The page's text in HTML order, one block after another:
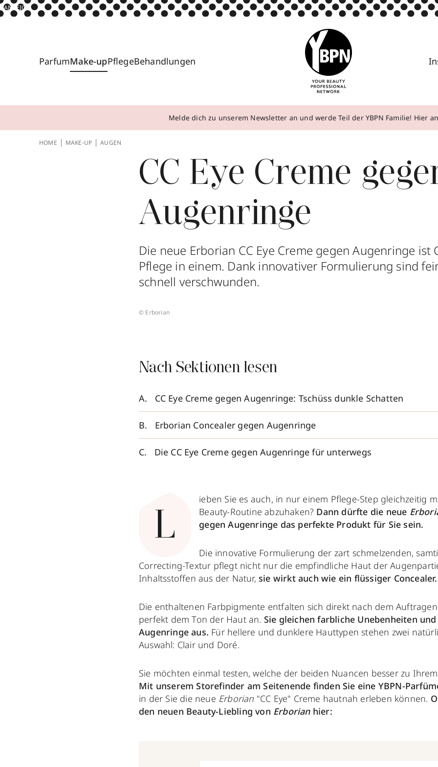
ANZEIGE
ParfumMake-upPflegeBehandlungen
Melde dich zu unserem Newsletter an und werde Teil der YBPN Familie! Hier
HOME MAKE-UP AUGEN
CC Eye Creme
Augenringe
Die neue Erborian CC Eye Creme gegen Augenringe ist
Pflege in einem. Dank innovativer Formulierung sind
schnell verschwunden.
© Erborian
Nach Sektionen lesen
CC Eye Creme gegen Augenringe: Tschüss dunkle Schatten
Erborian Concealer gegen Augenringe
Die CC Eye Creme gegen Augenringe für unterwegs
L
ieben Sie es auch, in nur einem Pflege-Step gleichzeitig
Beauty-Routine abzuhaken? Dann dürfte die neue
gegen Augenringe das perfekte Produkt für Sie sein.
Die innovative Formulierung der zart schmelzenden,
Correcting-Textur pflegt nicht nur die empfindliche Haut der
Inhaltsstoffen aus der Natur, sie wirkt auch wie ein flüssiger Concealer.
Die enthaltenen Farbpigmente entfalten sich direkt nach dem
perfekt dem Ton der Haut an. Sie gleichen farbliche Unebenheiten
Augenringe aus. Für hellere und dunklere Hauttypen stehen zwei
Auswahl: Clair und Doré.
Sie möchten einmal testen, welche der beiden Nuancen besser zu
Mit unserem Storefinder am Seitenende finden Sie eine YBPN-
in der Sie die neue Erborian "CC Eye" Creme hautnah erleben können.
den neuen Beauty-Liebling von Erborianhier: